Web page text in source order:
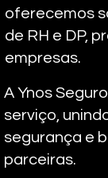
oferecemos
de RH e DP,
empresas.
A Ynos
serviço,
segurança e
parceiras.